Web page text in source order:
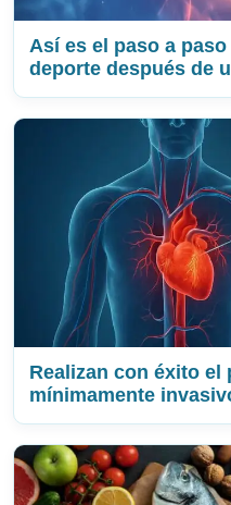
Así es el paso a
deporte después de
Realizan con éxito
mínimamente